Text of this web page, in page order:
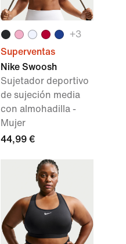
+3
Superventas
Nike Swoosh
Sujetador deportivo
de sujeción media
con almohadilla -
Mujer
44,99 €